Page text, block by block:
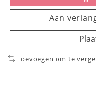
Aan
Toevoegen om te